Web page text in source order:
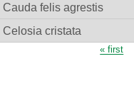
Cauda felis agrestis
Celosia cristata
« first